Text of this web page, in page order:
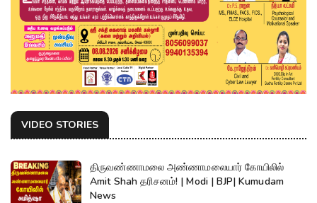
VIDEO STORIES
திருவண்ணாமலை அண்ணாமலையார் கோயிலில்
Amit Shah தரிசனம்! | Modi | BJP| Kumudam
News